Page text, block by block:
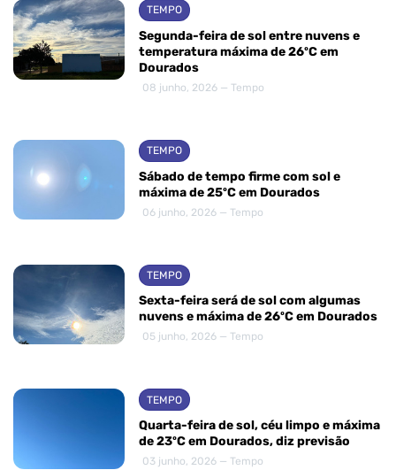
TEMPO
Segunda-feira de sol entre nuvens e
temperatura máxima de 26ºC em
Dourados
08 junho, 2026 — Tempo
TEMPO
Sábado de tempo firme com sol e
máxima de 25ºC em Dourados
06 junho, 2026 — Tempo
TEMPO
Sexta-feira será de sol com algumas
nuvens e máxima de 26ºC em Dourados
05 junho, 2026 — Tempo
TEMPO
Quarta-feira de sol, céu limpo e máxima
de 23ºC em Dourados, diz previsão
03 junho, 2026 — Tempo